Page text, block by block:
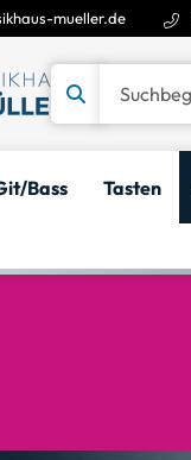
mueller.de
Bass Tasten